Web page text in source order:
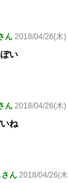
ん 2018/04/26(木
い
ん 2018/04/26(木
ね
ん 2018/04/26(